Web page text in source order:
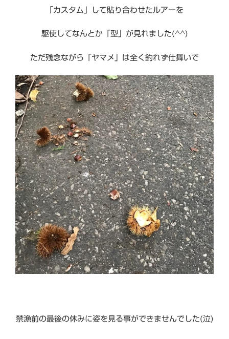
「カスタム」して貼り合わせたルアーを
駆使してなんとか「型」が見れました(^^)
ただ残念ながら「ヤマメ」は全く釣れず仕舞いで
禁漁前の最後の休みに姿を見る事ができませんでした(泣)